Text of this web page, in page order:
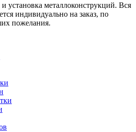
установка металлоконструкций. Вся
индивидуально на заказ, по
пожелания.